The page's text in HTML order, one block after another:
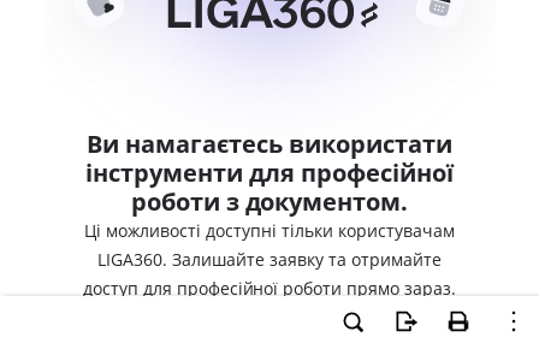
Ви намагаєтесь використати
інструменти для професійної
роботи з документом.
Ці можливості доступні тільки користувачам
LIGA360. Залишайте заявку та отримайте
доступ для професійної роботи прямо зараз.